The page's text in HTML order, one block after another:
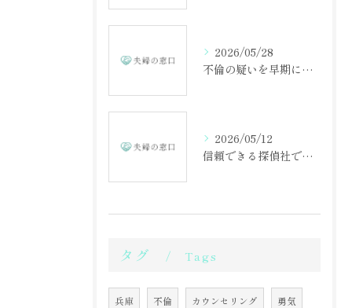
2026/05/28
不倫の疑いを早期に見抜くための相談の重要性
2026/05/12
信頼できる探偵社で不倫調査を始める第一歩
タグ Tags
兵庫 不倫 カウンセリング 勇気